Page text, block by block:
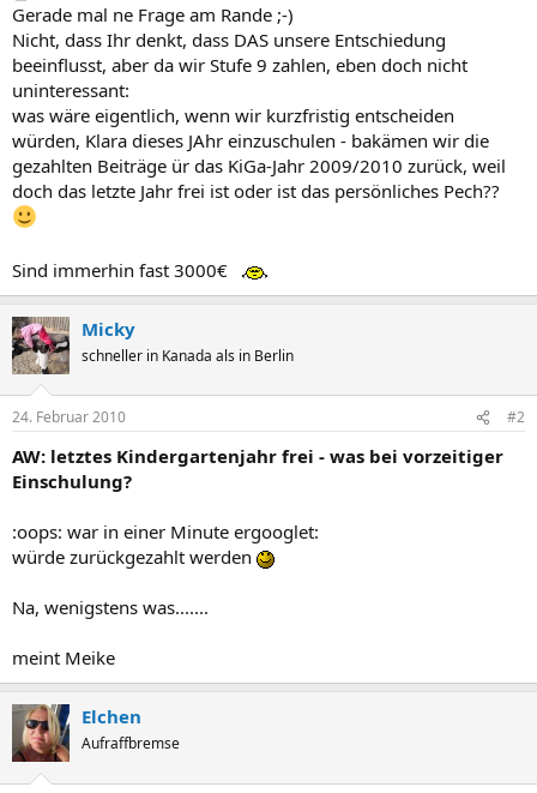
Gerade mal ne Frage am Rande ;-)
Nicht, dass Ihr denkt, dass DAS unsere Entschiedung
beeinflusst, aber da wir Stufe 9 zahlen, eben doch nicht
uninteressant:
was wäre eigentlich, wenn wir kurzfristig entscheiden
würden, Klara dieses JAhr einzuschulen - bakämen wir die
gezahlten Beiträge ür das KiGa-Jahr 2009/2010 zurück, weil
doch das letzte Jahr frei ist oder ist das persönliches Pech??
Sind immerhin fast 3000€
Micky
schneller in Kanada als in Berlin
24. Februar 2010 #2
AW: letztes Kindergartenjahr frei - was bei vorzeitiger
Einschulung?
:oops: war in einer Minute ergooglet:
würde zurückgezahlt werden
Na, wenigstens was.......
meint Meike
Elchen
Aufraffbremse